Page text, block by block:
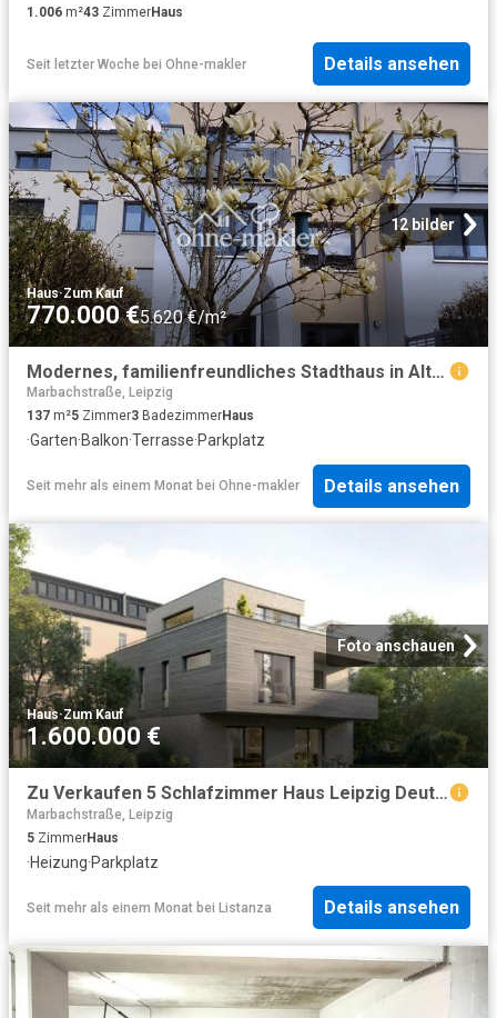
1.006 m²43 ZimmerHaus
Seit letzter Woche bei Ohne-makler Details ansehen
12 bilder
Haus·Zum Kauf
770.000 €5.620 €/m²
Modernes, familienfreundliches Stadthaus in Altlindenau inkl. Tiefgarage von privat
Marbachstraße, Leipzig
137 m²5 Zimmer3 BadezimmerHaus
·Garten·Balkon·Terrasse·Parkplatz
Seit mehr als einem Monat bei Ohne-makler Details ansehen
Foto anschauen
Haus·Zum Kauf
1.600.000 €
Zu Verkaufen 5 Schlafzimmer Haus Leipzig Deutschland DS95633258
Marbachstraße, Leipzig
5 ZimmerHaus
·Heizung·Parkplatz
Seit mehr als einem Monat bei Listanza Details ansehen